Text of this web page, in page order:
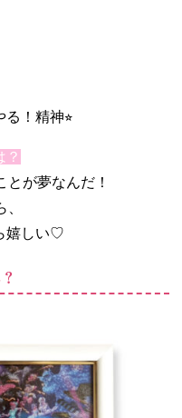
！精神⭐︎
？
が夢なんだ！
嬉しい♡